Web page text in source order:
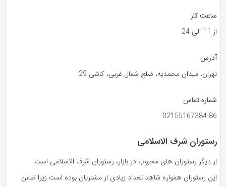
ساعت کار
از 11 الی 24
آدرس
تهران، میدان محمدیه، ضلع شمال غربی، کاشی 29
شماره تماس
02155167384-86
رستوران شرف الاسلامی
از دیگر رستوران های محبوب در بازار، رستوران شرف الاسلامی است.
این رستوران همواره شاهد تعداد زیادی از مشتریان بوده است زیرا ضمن